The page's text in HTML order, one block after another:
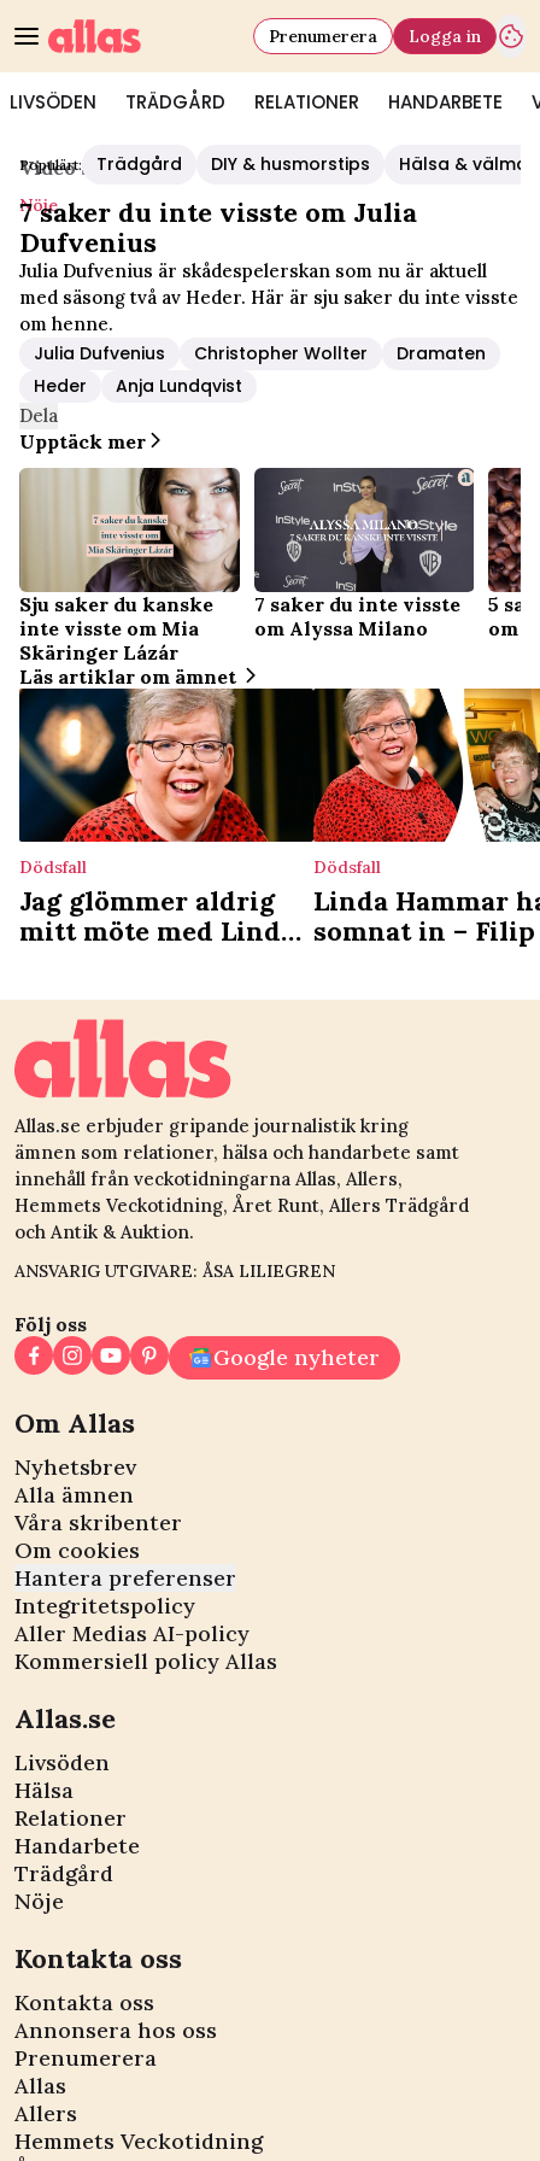
LIVSÖDEN TRÄDGÅRD RELATIONER HANDARBETE
Prenumerera Logga in
Populärt: Trädgård DIY & husmorstips Hälsa &
Video Start/Nöje
Nöje
7 saker du inte visste om Julia
Dufvenius
Julia Dufvenius är skådespelerskan som nu är aktuell
med säsong två av Heder. Här är sju saker du inte visste
om henne.
Julia Dufvenius Christopher Wollter
Dramaten
Heder
Anja Lundqvist
Dela
Upptäck mer
Sju saker du kanske
inte visste om Mia
Skäringer Lázár
7 saker du inte visste
om Alyssa Milano
5
om
Läs artiklar om ämnet
Dödsfall
Jag glömmer aldrig
mitt möte med Linda
hon mig
Dödsfall
Linda Hammar
somnat in –
livet: ”Jag var
Allas.se erbjuder gripande journalistik kring
ämnen som relationer, hälsa och handarbete samt
innehåll från veckotidningarna Allas, Allers,
Hemmets Veckotidning, Året Runt, Allers Trädgård
och Antik & Auktion.
ANSVARIG UTGIVARE: ÅSA LILIEGREN
Följ oss
Google nyheter
Om Allas
Nyhetsbrev
Alla ämnen
Våra skribenter
Om cookies
Hantera preferenser
Integritetspolicy
Aller Medias AI-policy
Kommersiell policy Allas
Allas.se
Livsöden
Hälsa
Relationer
Handarbete
Trädgård
Nöje
Kontakta oss
Kontakta oss
Annonsera hos oss
Prenumerera
Allas
Allers
Hemmets Veckotidning